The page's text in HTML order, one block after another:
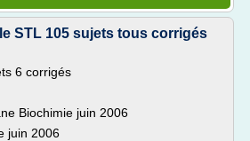
STL 105 sujets tous corrigés
6 corrigés
Biochimie juin 2006
juin 2006